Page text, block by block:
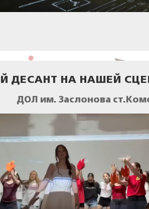
ДЕСАНТ НА НАШЕЙ
ДОЛ им. Заслонова